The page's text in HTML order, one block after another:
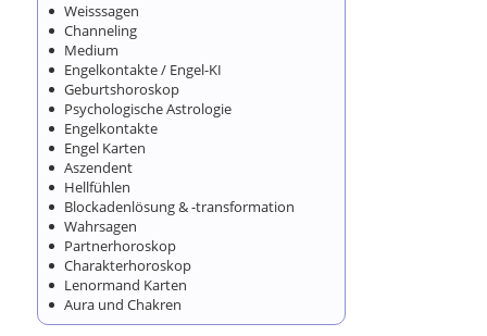
Weisssagen
Channeling
Medium
Engelkontakte / Engel-KI
Geburtshoroskop
Psychologische Astrologie
Engelkontakte
Engel Karten
Aszendent
Hellfühlen
Blockadenlösung & -transformation
Wahrsagen
Partnerhoroskop
Charakterhoroskop
Lenormand Karten
Aura und Chakren